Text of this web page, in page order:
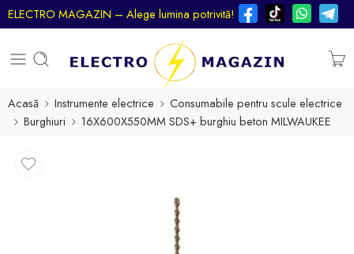
ELECTRO MAGAZIN – Alege lumina potrivită!
Acasă Instrumente electrice
Consumabile pentru scule electrice
Burghiuri
16X600X550MM SDS+ burghiu beton MILWAUKEE